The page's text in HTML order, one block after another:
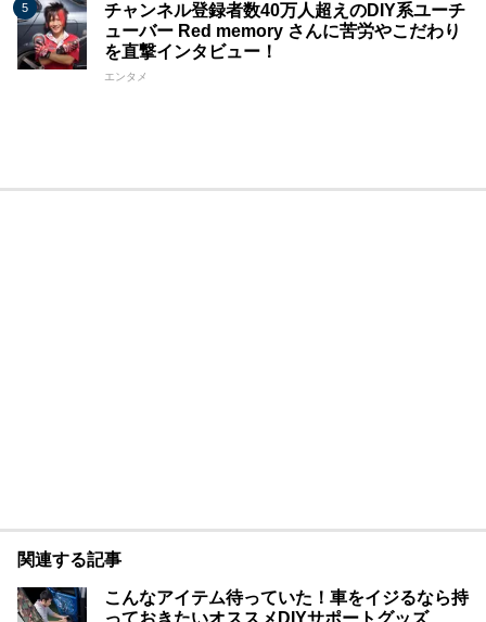
チャンネル登録者数40万人超えのDIY系ユーチ
ューバー Red memory さんに苦労やこだわり
を直撃インタビュー！
エンタメ
関連する記事
こんなアイテム待っていた！車をイジるなら持